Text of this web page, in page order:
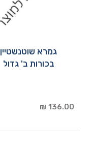
גמרא שוטנשטיין
בכורות ב' גדול
136.00 ₪